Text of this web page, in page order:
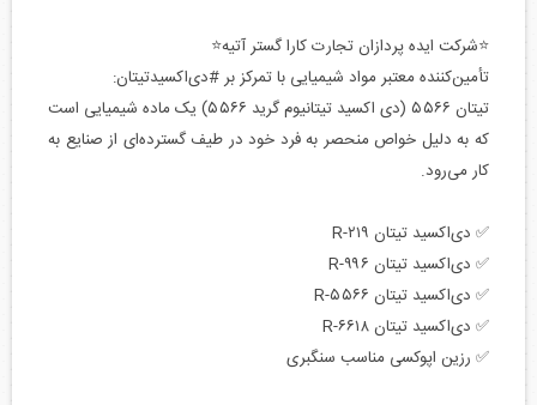
⭐شرکت ایده پردازان تجارت کارا گستر آتیه⭐
تأمین‌کننده معتبر مواد شیمیایی با تمرکز بر #دی‌اکسیدتیتان:
تیتان ۵۵۶۶ (دی اکسید تیتانیوم گرید ۵۵۶۶) یک ماده شیمیایی است
که به دلیل خواص منحصر به فرد خود در طیف گسترده‌ای از صنایع به
کار می‌رود.
✅ دی‌اکسید تیتان R-۲۱۹
✅ دی‌اکسید تیتان R-۹۹۶
✅ دی‌اکسید تیتان R-۵۵۶۶
✅ دی‌اکسید تیتان R-۶۶۱۸
✅ رزین اپوکسی مناسب سنگبری